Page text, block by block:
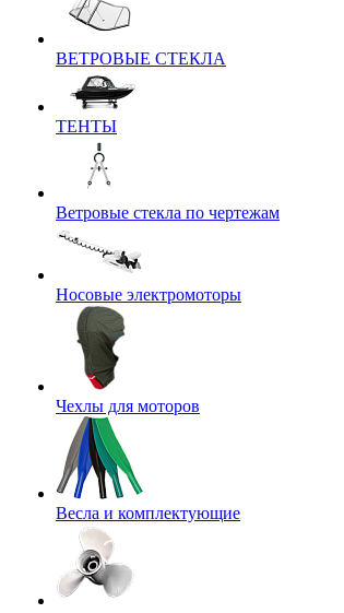
ВЕТРОВЫЕ СТЕКЛА
ТЕНТЫ
Ветровые стекла по чертежам
Носовые электромоторы
Чехлы для моторов
Весла и комплектующие